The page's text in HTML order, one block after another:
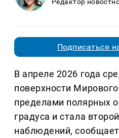
Подписаться
В апреле 2026 года
поверхности
пределами полярных
градуса и стала
наблюдений, сообщает